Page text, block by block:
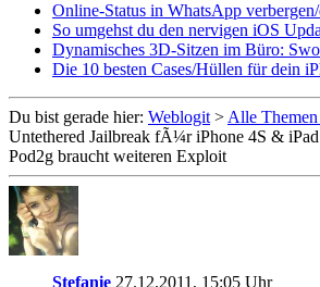
Online-Status in WhatsApp
So umgehst du den nervigen iOS
Dynamisches 3D-Sitzen im Büro:
Die 10 besten Cases/Hüllen für dein
Du bist gerade hier: Weblogit > Alle
Untethered Jailbreak fÃ¼r iPhone 4S &
Pod2g braucht weiteren Exploit
Stefanie 27.12.2011, 15:05 Uhr